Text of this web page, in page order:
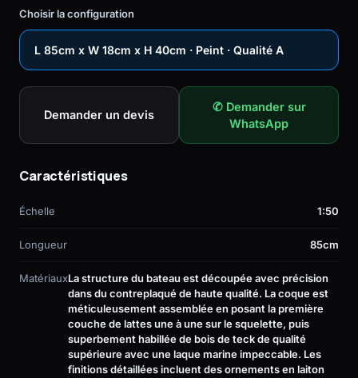
Choisir la configuration
L 85cm x W 18cm x H 40cm · Peint · Qualité A
Demander un devis
✆ Demander sur
WhatsApp
Caractéristiques
Échelle 1:50
Longueur 85cm
MatériauxLa structure du bateau est découpée avec précision
dans du contreplaqué de haute qualité. La coque est
méticuleusement assemblée en posant la première
couche de lattes une à une sur le squelette, puis
superbement habillée de bois de teck de qualité
supérieure avec une laque marine impeccable. Les
finitions détaillées incluent des ornements en laiton